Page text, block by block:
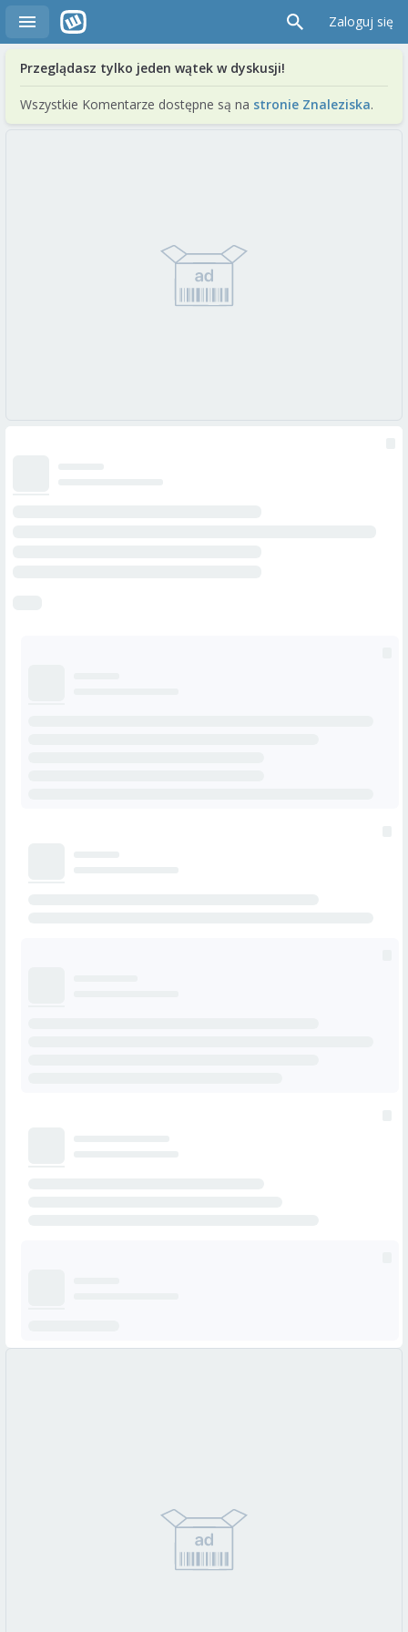
Zaloguj się
Przeglądasz tylko jeden wątek w dyskusji!
Wszystkie Komentarze dostępne są na stronie Znaleziska.